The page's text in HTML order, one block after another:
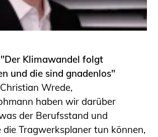
"Der Klimawandel folgt
und die sind gnadenlos"
Wrede,
haben wir darüber
der Berufsstand und
die Tragwerksplaner tun können,